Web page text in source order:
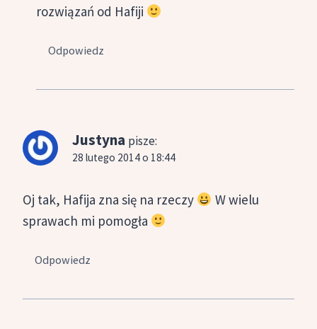
rozwiązań od Hafiji
Odpowiedz
Justyna pisze:
28 lutego 2014 o 18:44
Oj tak, Hafija zna się na rzeczy
W wielu
sprawach mi pomogła
Odpowiedz